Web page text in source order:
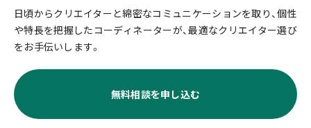
日頃からクリエイターと綿密なコミュニケーションを取り、個性
や特長を把握したコーディネーターが、最適なクリエイター選び
をお手伝いします。
無料相談を申し込む